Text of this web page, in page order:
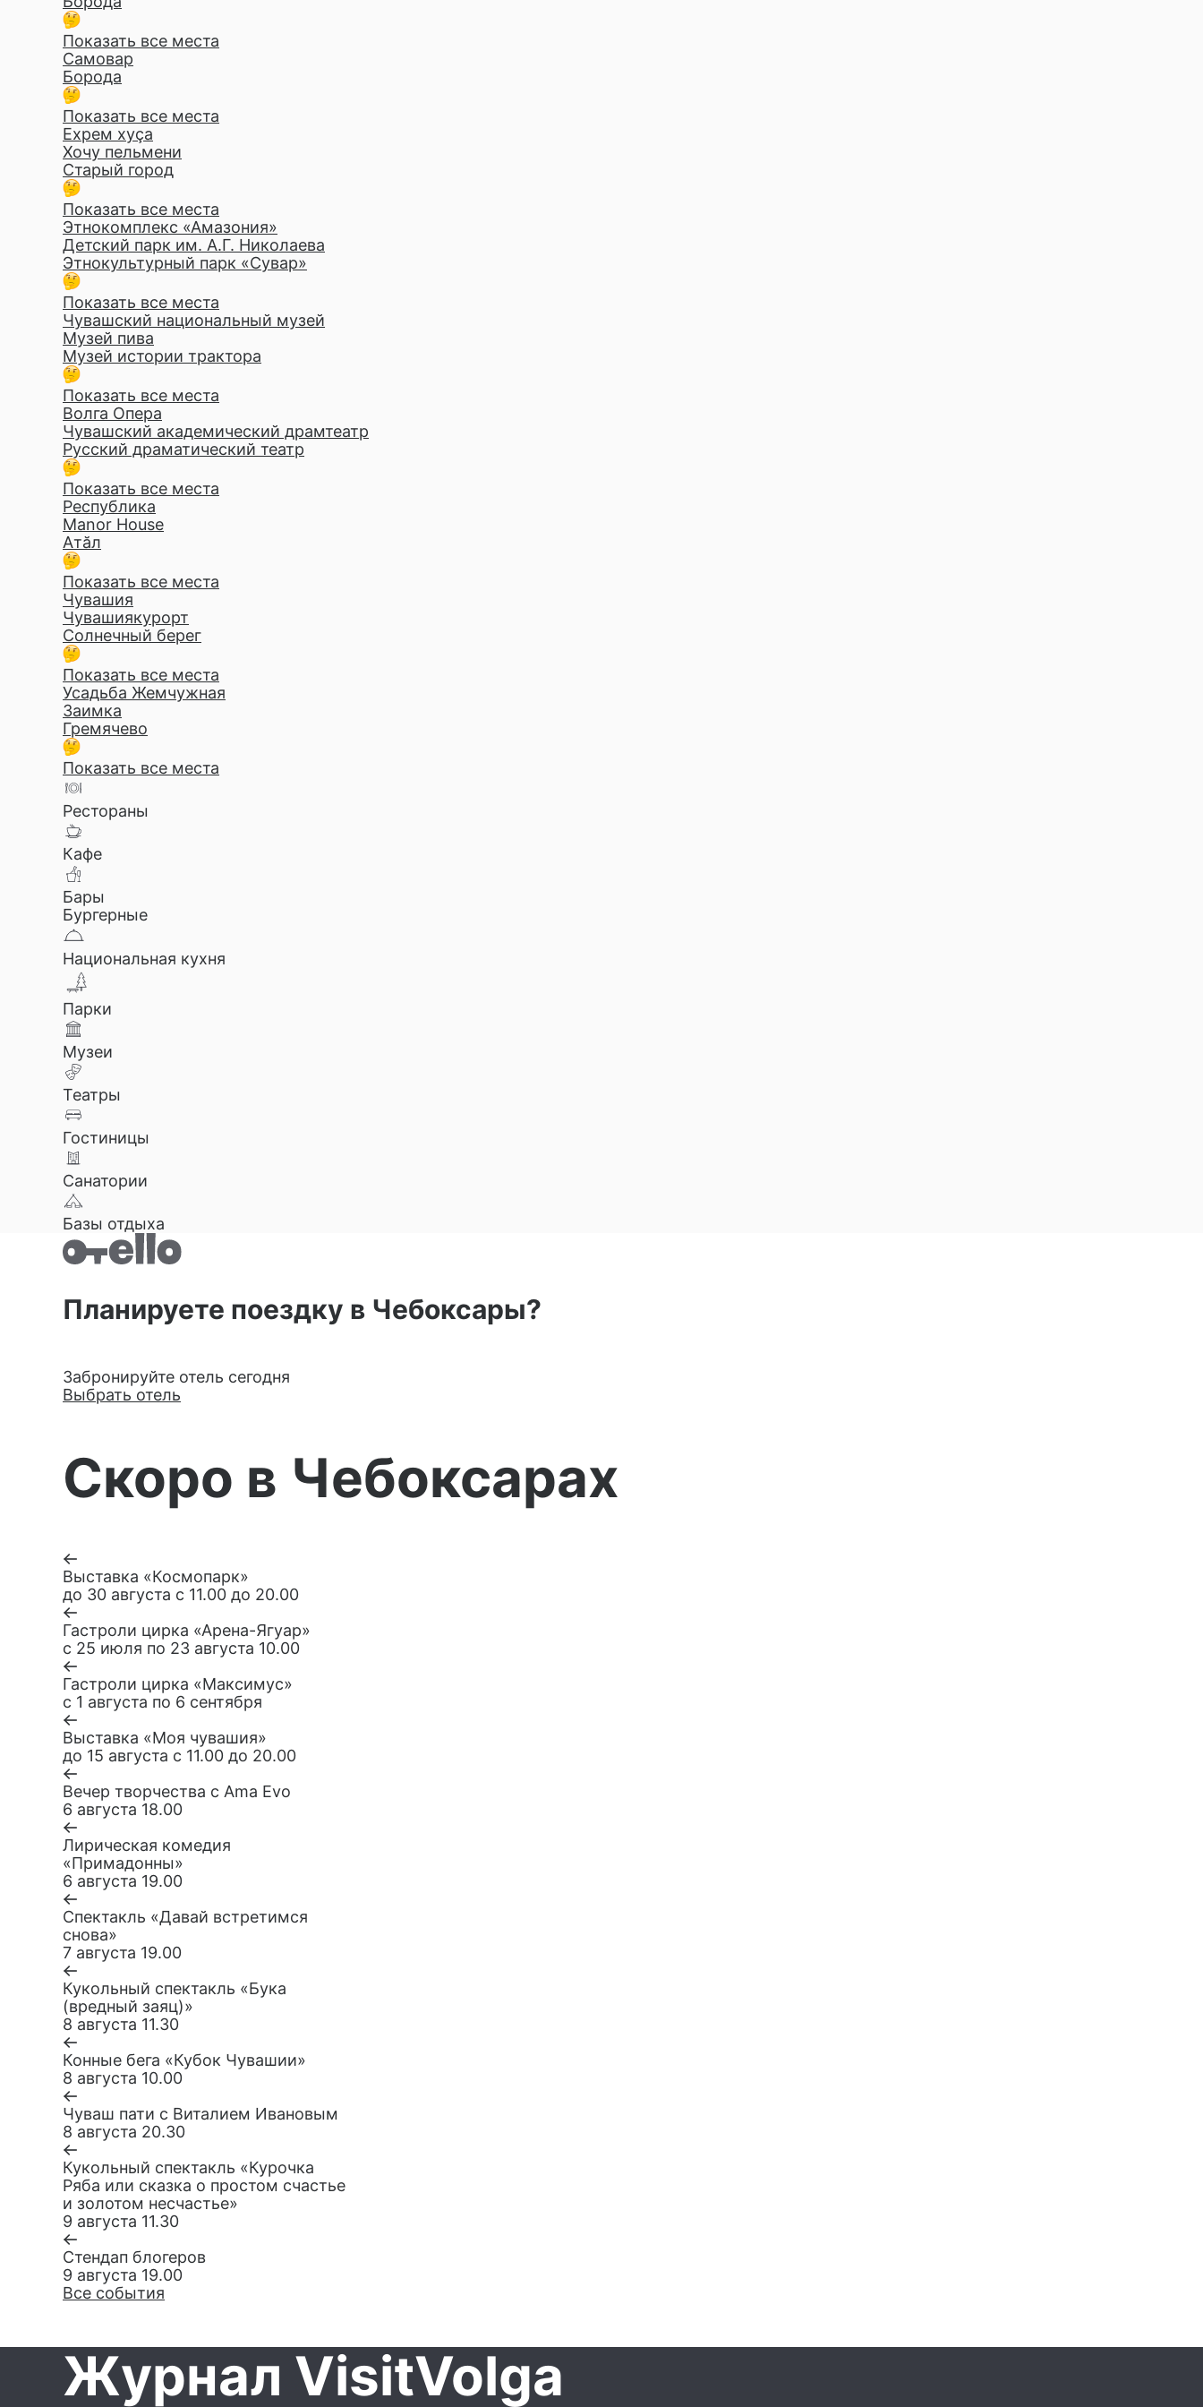
Показать все места
Самовар
Борода
Показать все места
Ехрем хуçа
Хочу пельмени
Старый город
Показать все места
Этнокомплекс «Амазония»
Детский парк им. А.Г. Николаева
Этнокультурный парк «Сувар»
Показать все места
Чувашский национальный музей
Музей пива
Музей истории трактора
Показать все места
Волга Опера
Чувашский академический драмтеатр
Русский драматический театр
Показать все места
Республика
Manor House
Атăл
Показать все места
Чувашия
Чувашиякурорт
Солнечный берег
Показать все места
Усадьба Жемчужная
Заимка
Гремячево
Показать все места
Рестораны
Кафе
Бары
Бургерные
Национальная кухня
Парки
Музеи
Театры
Гостиницы
Санатории
Базы отдыха
Планируете поездку в Чебоксары?
Забронируйте отель сегодня
Выбрать отель
Скоро в Чебоксарах
Выставка «Космопарк»
до 30 августа с 11.00 до 20.00
Гастроли цирка «Арена-Ягуар»
с 25 июля по 23 августа 10.00
Гастроли цирка «Максимус»
с 1 августа по 6 сентября
Выставка «Моя чувашия»
до 15 августа с 11.00 до 20.00
Вечер творчества с Ama Evo
6 августа 18.00
Лирическая комедия
«Примадонны»
6 августа 19.00
Спектакль «Давай встретимся
снова»
7 августа 19.00
Кукольный спектакль «Бука
(вредный заяц)»
8 августа 11.30
Конные бега «Кубок Чувашии»
8 августа 10.00
Чуваш пати с Виталием Ивановым
8 августа 20.30
Кукольный спектакль «Курочка
Ряба или сказка о простом счастье
и золотом несчастье»
9 августа 11.30
Стендап блогеров
9 августа 19.00
Все события
Журнал VisitVolga